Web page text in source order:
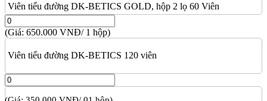
Viên tiểu đường DK-BETICS GOLD, hộp 2 lọ 60 Viên
(Giá: 650.000 VNĐ/ 1 hộp)
Viên tiểu đường DK-BETICS 120 viên